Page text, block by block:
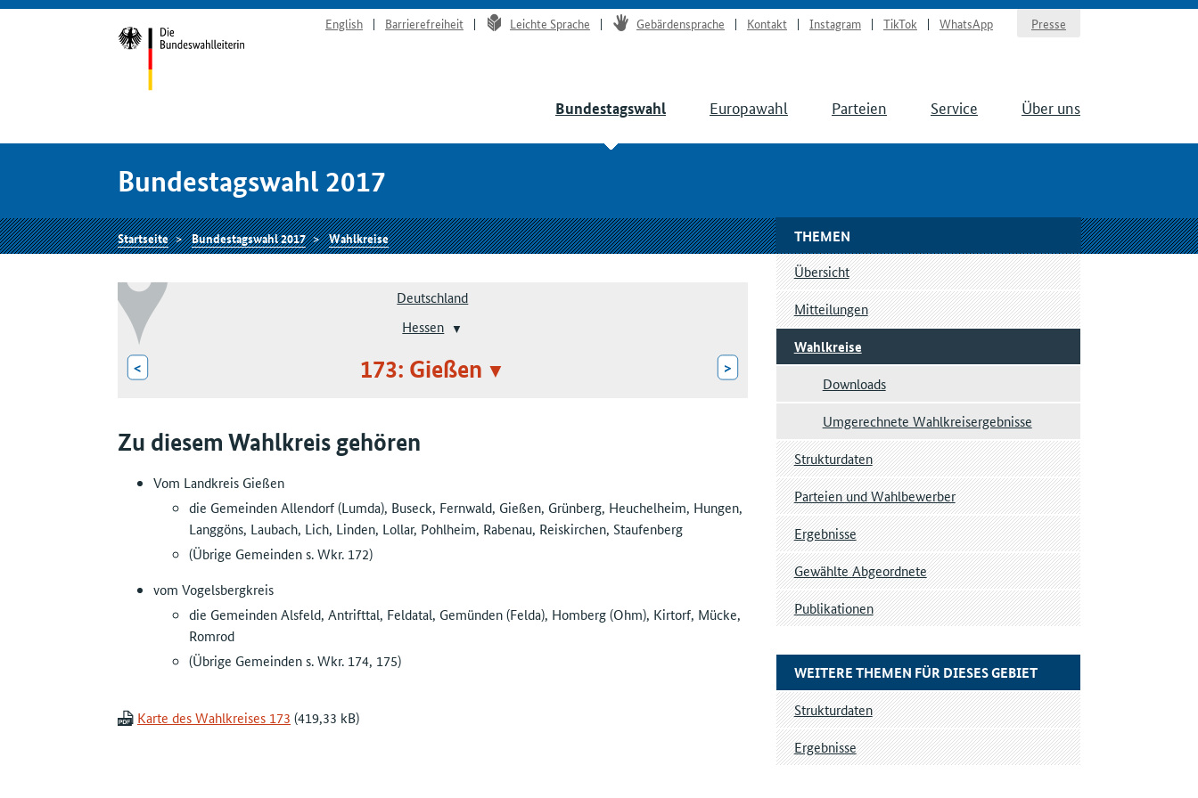
English Barrierefreiheit Leichte Sprache Gebärdensprache Kontakt Instagram TikTok WhatsApp Presse
Bundestagswahl Europawahl Parteien Service Über uns
Bundestagswahl 2017
Startseite Bundestagswahl 2017 Wahlkreise
Deutschland
Hessen
< 173: Gießen >
Zu diesem Wahlkreis gehören
Vom Landkreis Gießen
die Gemeinden Allendorf (Lumda), Buseck, Fernwald, Gießen, Grünberg, Heuchelheim, Hungen,
Langgöns, Laubach, Lich, Linden, Lollar, Pohlheim, Rabenau, Reiskirchen, Staufenberg
(Übrige Gemeinden s. Wkr. 172)
vom Vogelsbergkreis
die Gemeinden Alsfeld, Antrifttal, Feldatal, Gemünden (Felda), Homberg (Ohm), Kirtorf, Mücke,
Romrod
(Übrige Gemeinden s. Wkr. 174, 175)
Karte des Wahlkreises 173
THEMEN
Übersicht
Mitteilungen
Wahlkreise
Downloads
Umgerechnete Wahlkreisergebnisse
Strukturdaten
Parteien und Wahlbewerber
Ergebnisse
Gewählte Abgeordnete
Publikationen
WEITERE THEMEN FÜR DIESES GEBIET
Strukturdaten
Ergebnisse